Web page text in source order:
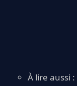
À lire aussi :